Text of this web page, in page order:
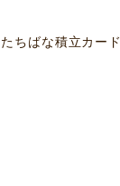
たちばな積立カード